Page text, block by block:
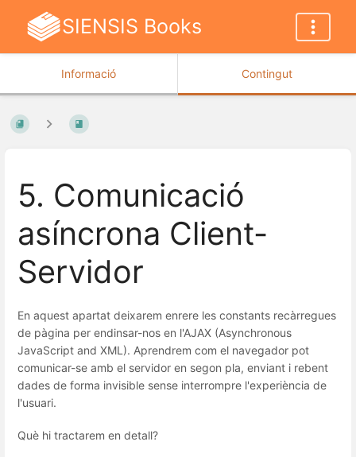
SIENSIS Books
Informació Contingut
5. Comunicació
asíncrona Client-
Servidor
En aquest apartat deixarem enrere les constants recàrregues
de pàgina per endinsar-nos en l'AJAX (Asynchronous
JavaScript and XML). Aprendrem com el navegador pot
comunicar-se amb el servidor en segon pla, enviant i rebent
dades de forma invisible sense interrompre l'experiència de
l'usuari.
Què hi tractarem en detall?